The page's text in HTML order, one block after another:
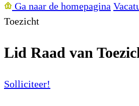
Ga naar de homepagina
Toezicht
Lid Raad van
Solliciteer!